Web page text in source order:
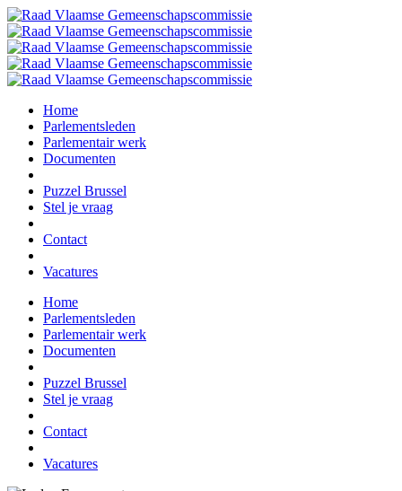
Home
Parlementsleden
Parlementair werk
Documenten
Puzzel Brussel
Stel je vraag
Contact
Vacatures
Home
Parlementsleden
Parlementair werk
Documenten
Puzzel Brussel
Stel je vraag
Contact
Vacatures